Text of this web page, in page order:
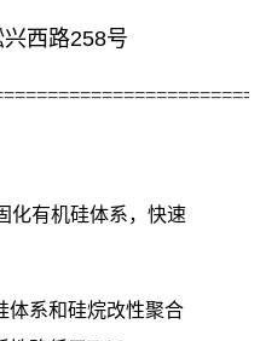
西路258号
化有机硅体系，快速
体系和硅烷改性聚合